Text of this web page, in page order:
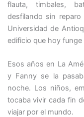
flauta, timbales,
desfilando sin
Universidad de
edificio que hoy funge
Esos años en La
y Fanny se la
noche. Los niños,
tocaba vivir cada fin
viajar por el mundo.